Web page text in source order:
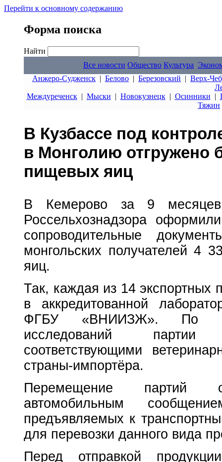
Перейти к основному содержанию
Форма поиска
Найти
Все новости Общество Культура
Анжеро-Судженск | Белово | Березовский | Верх-
Междуреченск| Мыски | Новокузнецк| Осинники |
Тяжин
В Кузбассе под
в Монголию отгружено
пищевых яиц
В Кемерово за 9
Россельхознадзора
сопроводительные
монгольских получателей 4
яиц.
Так, каждая из 14 экспортных
в аккредитованной
ФГБУ «ВНИИЗЖ». По
исследований
соответствующими
страны-импортёра.
Перемещение партий
автомобильным
предъявляемых к
для перевозки данного вида
Перед отправкой